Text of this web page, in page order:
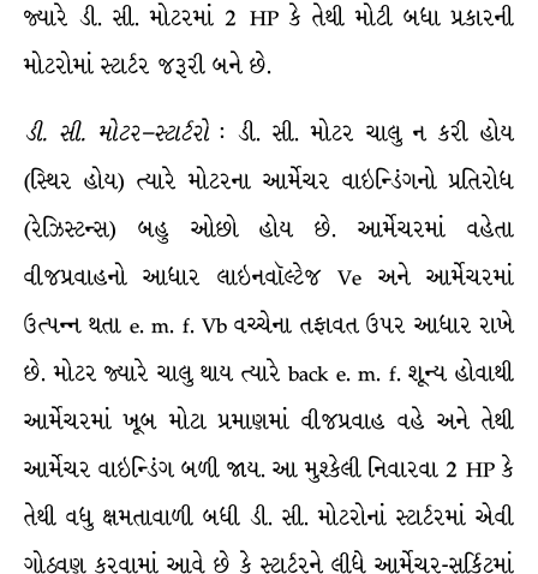
જ્યારે ડી. સી. મોટરમાં 2 HP કે તેથી મોટી બધા પ્રકારની
મોટરોમાં સ્ટાર્ટર જરૂરી બને છે.
ડી. સી. મોટર–સ્ટાર્ટરો: ડી. સી. મોટર ચાલુ ન કરી હોય
(સ્થિર હોય) ત્યારે મોટરના આર્મેચર વાઇન્ડિંગનો પ્રતિરોધ
(રેઝિસ્ટન્સ) બહુ ઓછો હોય છે. આર્મેચરમાં વહેતા
વીજપ્રવાહનો આધાર લાઇનવૉલ્ટેજ Ve અને આર્મેચરમાં
ઉત્પન્ન થતા e. m. f. Vb વચ્ચેના તફાવત ઉપર આધાર રાખે
છે. મોટર જ્યારે ચાલુ થાય ત્યારે back e. m. f. શૂન્ય હોવાથી
આર્મેચરમાં ખૂબ મોટા પ્રમાણમાં વીજપ્રવાહ વહે અને તેથી
આર્મેચર વાઇન્ડિંગ બળી જાય. આ મુશ્કેલી નિવારવા 2 HP કે
તેથી વધુ ક્ષમતાવાળી બધી ડી. સી. મોટરોનાં સ્ટાર્ટરમાં એવી
ગોઠવણ કરવામાં આવે છે કે સ્ટાર્ટરને લીધે આર્મેચર-સર્કિટમાં